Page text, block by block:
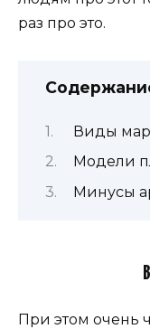
раз про это.
Виды
Модели
Минусы
При этом очень